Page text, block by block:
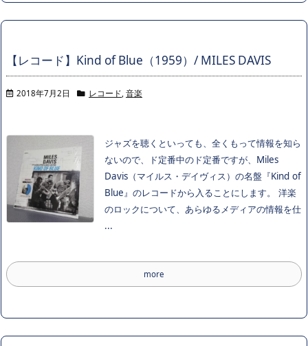
【レコード】Kind of Blue（1959）/ MILES DAVIS
2018年7月2日 レコード, 音楽
ジャズを聴くといっても、全くもって情報を知ら
ないので、ド定番中のド定番ですが、Miles
Davis（マイルス・デイヴィス）の名盤『Kind of
Blue』のレコードから入ることにします。 洋楽
のロックについて、あらゆるメディアの情報を仕
...
more